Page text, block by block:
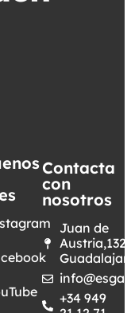
Contacta
con
nosotros
Juan de
Austria,132.
+34 949